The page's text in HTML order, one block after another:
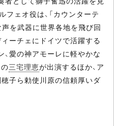
フェオ役は、「カウンターテ
声を武器に世界各地を飛び回
ィーチェにドイツで活躍する
、愛の神アモーレに軽やかな
三宅理恵が出演するほか、ア
穂子ら勅使川原の信頼厚いダ